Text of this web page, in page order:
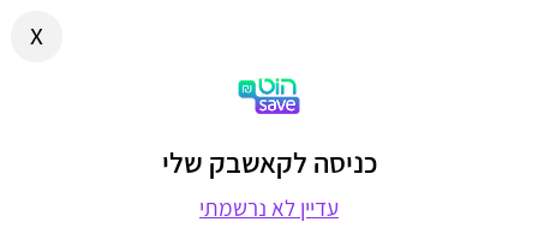
x
כניסה לקאשבק שלי
עדיין לא נרשמתי